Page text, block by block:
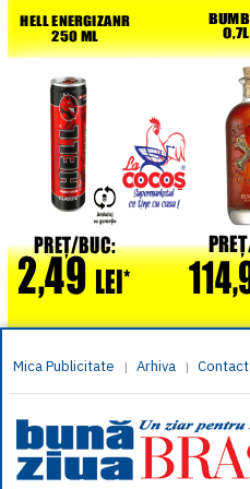
Mica Publicitate | Arhiva | Contact